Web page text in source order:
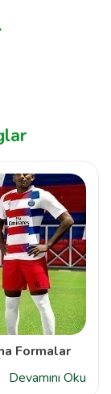
Formalar
Devamını Oku